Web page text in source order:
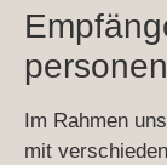
Im Rahmen
mit